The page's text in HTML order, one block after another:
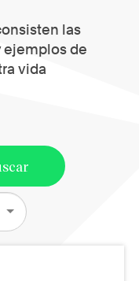
las
ejemplos de
vida